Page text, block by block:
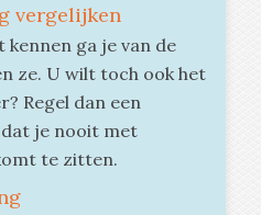
vergelijken
kennen ga je van de
ze. U wilt toch ook het
Regel dan een
je nooit met
te zitten.